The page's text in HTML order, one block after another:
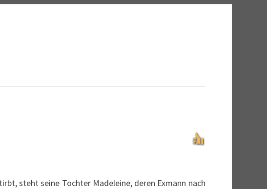
steht seine Tochter Madeleine, deren Exmann nach